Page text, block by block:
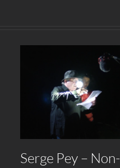
Serge Pey – Non-